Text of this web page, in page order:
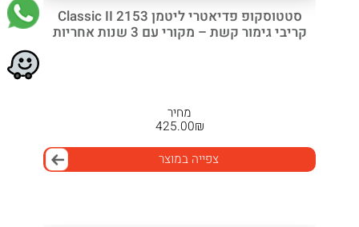
סטטוסקופ פדיאטרי ליטמן 2153 Classic II
קריבי גימור קשת – מקורי עם 3 שנות אחריות
מחיר
₪
425.00
צפייה במוצר